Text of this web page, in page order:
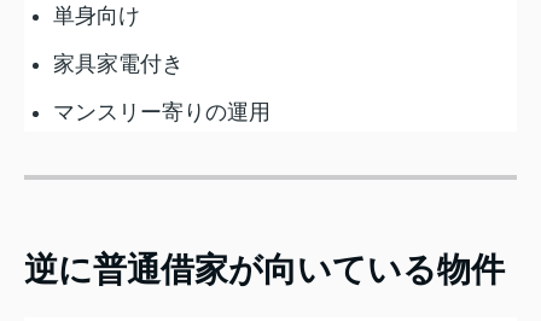
単身向け
家具家電付き
マンスリー寄りの運用
逆に普通借家が向いている物件